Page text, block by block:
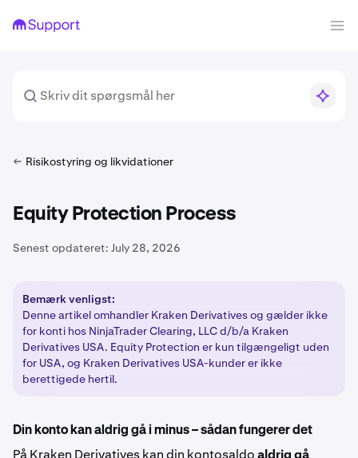
Risikostyring og likvidationer
Equity Protection Process
Senest opdateret: July 28, 2026
Bemærk venligst:
Denne artikel omhandler Kraken Derivatives og gælder ikke
for konti hos NinjaTrader Clearing, LLC d/b/a Kraken
Derivatives USA. Equity Protection er kun tilgængeligt uden
for USA, og Kraken Derivatives USA-kunder er ikke
berettigede hertil.
Din konto kan aldrig gå i minus – sådan fungerer det
På Kraken Derivatives kan din kontosaldoaldrig gå